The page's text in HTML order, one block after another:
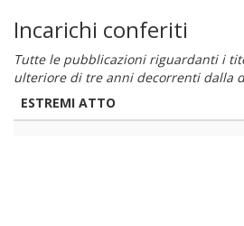
Incarichi conferiti
Tutte le pubblicazioni riguardanti i
ulteriore di tre anni decorrenti dalla
ESTREMI ATTO